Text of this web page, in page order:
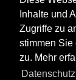
Inhalte und
Zugriffe zu
stimmen Sie
zu. Mehr
Datenschutz